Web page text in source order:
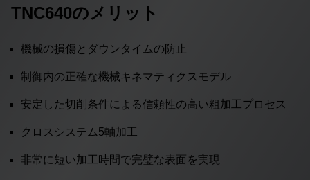
TNC640のメリット
機械の損傷とダウンタイムの防止
制御内の正確な機械キネマティクスモデル
安定した切削条件による信頼性の高い粗加工プロセス
クロスシステム5軸加工
非常に短い加工時間で完璧な表面を実現